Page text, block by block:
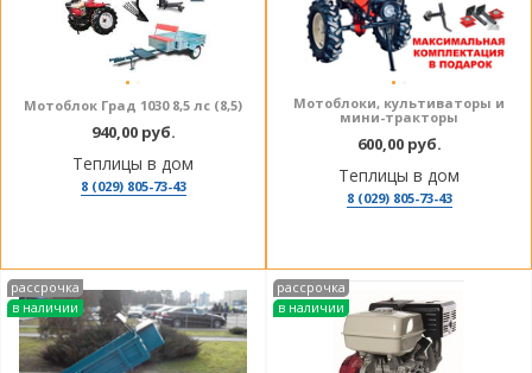
Мотоблок Град 1030 8,5 лс (8,5)
940,00 руб.
Теплицы в дом
8 (029) 805-73-43
Мотоблоки, культиваторы и
мини-тракторы
600,00 руб.
Теплицы в дом
8 (029) 805-73-43
рассрочка
в наличии
рассрочка
в наличии